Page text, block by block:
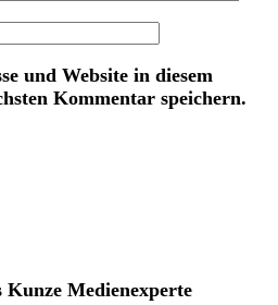
und Website in diesem
Kommentar speichern.